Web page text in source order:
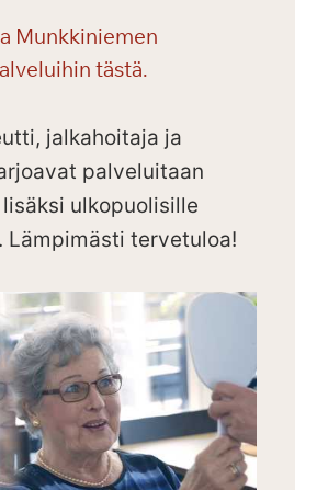
Munkkiniemen
tästä.
jalkahoitaja ja
palveluitaan
ulkopuolisille
Lämpimästi tervetuloa!